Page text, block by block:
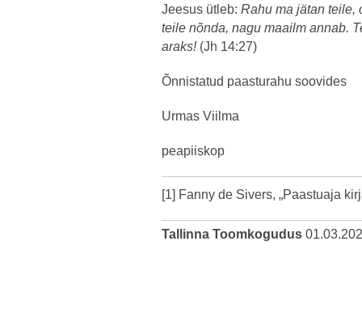
Jeesus ütleb: Rahu ma jätan teile,
teile nõnda, nagu maailm annab.
araks! (Jh 14:27)
Õnnistatud paasturahu soovides
Urmas Viilma
peapiiskop
[1] Fanny de Sivers, „Paastuaja
Tallinna Toomkogudus